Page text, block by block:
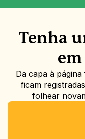
Tenha
Da capa à
ficam
folhear